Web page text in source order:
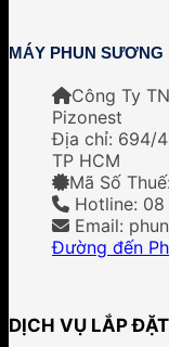
MÁY PHUN SƯƠNG
Công Ty
Pizonest
Địa chỉ: 694/
TP HCM
Mã Số
Hotline:
Email:
Đường đến
DỊCH VỤ LẮP ĐẶT